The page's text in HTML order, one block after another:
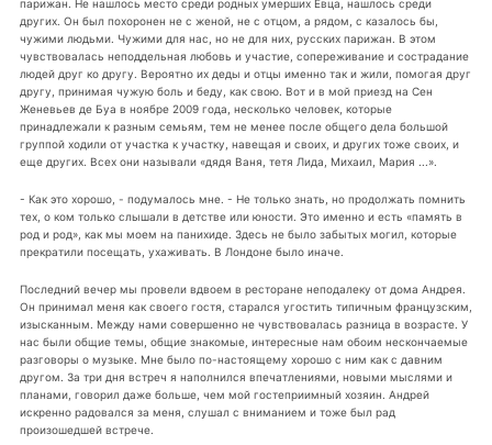
парижан. Не нашлось место среди родных умерших Евца, нашлось среди
других. Он был похоронен не с женой, не с отцом, а рядом, с казалось бы,
чужими людьми. Чужими для нас, но не для них, русских парижан. В этом
чувствовалась неподдельная любовь и участие, сопереживание и сострадание
людей друг ко другу. Вероятно их деды и отцы именно так и жили, помогая друг
другу, принимая чужую боль и беду, как свою. Вот и в мой приезд на Сен
Женевьев де Буа в ноябре 2009 года, несколько человек, которые
принадлежали к разным семьям, тем не менее после общего дела большой
группой ходили от участка к участку, навещая и своих, и других тоже своих, и
еще других. Всех они называли «дядя Ваня, тетя Лида, Михаил, Мария ...».
- Как это хорошо, - подумалось мне. - Не только знать, но продолжать помнить
тех, о ком только слышали в детстве или юности. Это именно и есть «память в
род и род», как мы моем на панихиде. Здесь не было забытых могил, которые
прекратили посещать, ухаживать. В Лондоне было иначе.
Последний вечер мы провели вдвоем в ресторане неподалеку от дома Андрея.
Он принимал меня как своего гостя, старался угостить типичным французским,
изысканным. Между нами совершенно не чувствовалась разница в возрасте. У
нас были общие темы, общие знакомые, интересные нам обоим нескончаемые
разговоры о музыке. Мне было по-настоящему хорошо с ним как с давним
другом. За три дня встреч я наполнился впечатлениями, новыми мыслями и
планами, говорил даже больше, чем мой гостеприимный хозяин. Андрей
искренно радовался за меня, слушал с вниманием и тоже был рад
произошедшей встрече.